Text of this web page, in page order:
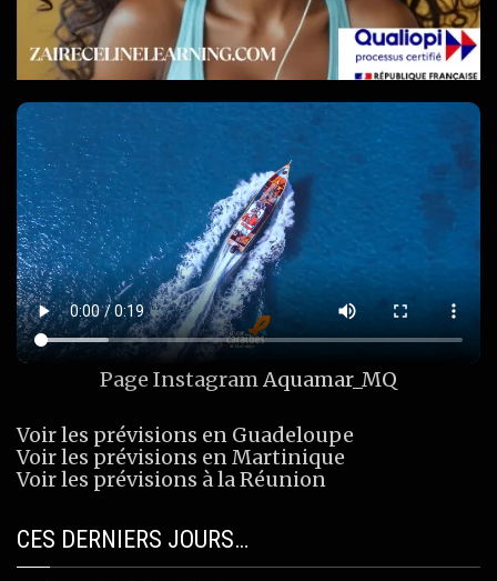
Page Instagram Aquamar_MQ
Voir les prévisions en Guadeloupe
Voir les prévisions en Martinique
Voir les prévisions à la Réunion
CES DERNIERS JOURS…